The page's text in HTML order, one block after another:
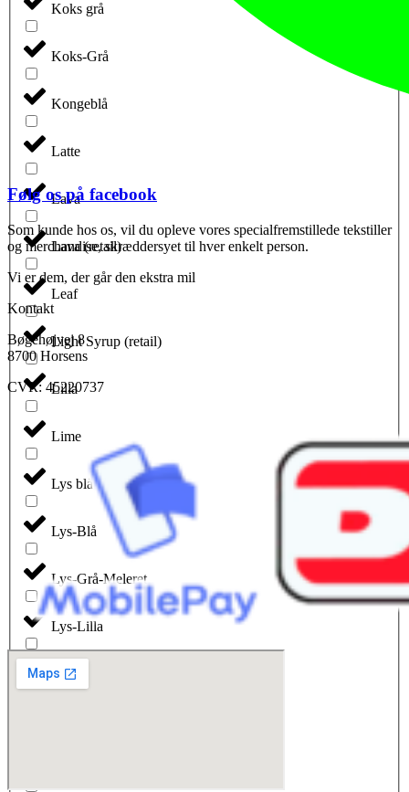
Koks grå
Koks-Grå
Kongeblå
Latte
Lava
Lava (retail)
Leaf
Light Syrup (retail)
Lilla
Lime
Lys blå
Lys-Blå
Lys-Grå-Meleret
Lys-Lilla
Lyserød
Følg os på facebook
Som kunde hos os, vil du opleve vores specialfremstillede tekstiller
og merchandise, skræddersyet til hver enkelt person.
Vi er dem, der går den ekstra mil
Kontakt
Bøgehøjvej 8
8700 Horsens
CVR: 45220737